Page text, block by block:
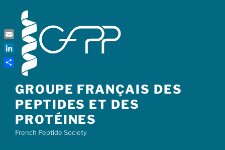
content
GROUPE FRANÇAIS DES
PEPTIDES ET DES
PROTÉINES
French Peptide Society
Email
LinkedIn
Share